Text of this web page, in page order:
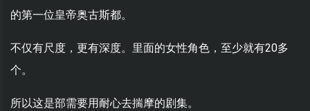
的第一位皇帝奥古斯都。
不仅有尺度，更有深度。里面的女性角色，至少就有20多
个。
所以这是部需要用耐心去揣摩的剧集。